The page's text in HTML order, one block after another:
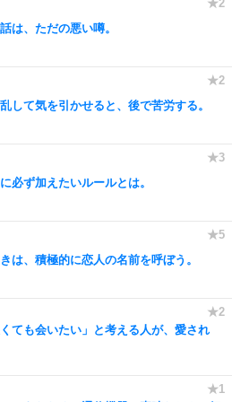
は、ただの悪い噂。
して気を引かせると、後で苦労する。
必ず加えたいルールとは。
は、積極的に恋人の名前を呼ぼう。
くても会いたい」と考える人が、愛され